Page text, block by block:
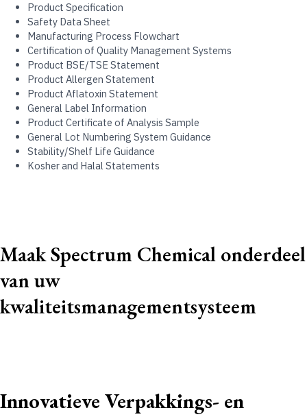
Product Specification​
Safety Data Sheet​
Manufacturing Process Flowchart​
Certification of Quality Management Systems​
Product BSE/TSE Statement​
Product Allergen Statement​
Product Aflatoxin Statement​
General Label Information​
Product Certificate of Analysis Sample​
General Lot Numbering System Guidance​
Stability/Shelf Life Guidance​
Kosher and Halal Statements
Maak Spectrum Chemical onderdeel
van uw
kwaliteitsmanagementsysteem
Innovatieve Verpakkings- en